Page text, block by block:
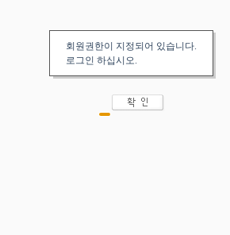
회원권한이 지정되어 있습니다.
로그인 하십시오.